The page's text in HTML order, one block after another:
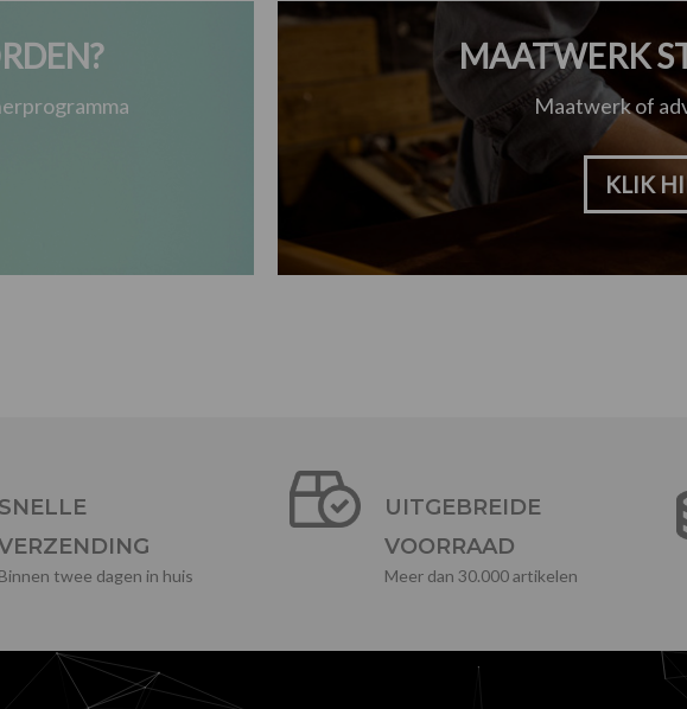
MAATWERK
Maatwerk of
KLIK
SNELLE
Binnen twee dagen in huis
UITGEBREIDE
VOORRAAD
Meer dan 30.000 artikelen